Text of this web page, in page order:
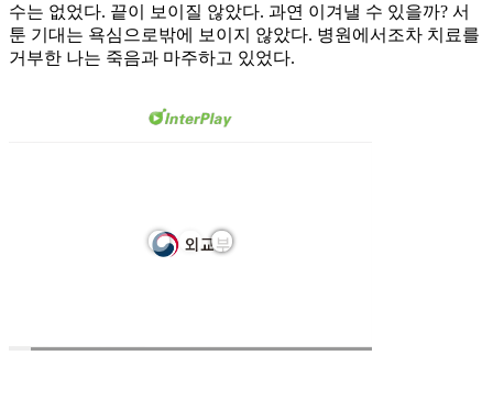
수는 없었다. 끝이 보이질 않았다. 과연 이겨낼 수 있을까? 서
툰 기대는 욕심으로밖에 보이지 않았다. 병원에서조차 치료를
거부한 나는 죽음과 마주하고 있었다.